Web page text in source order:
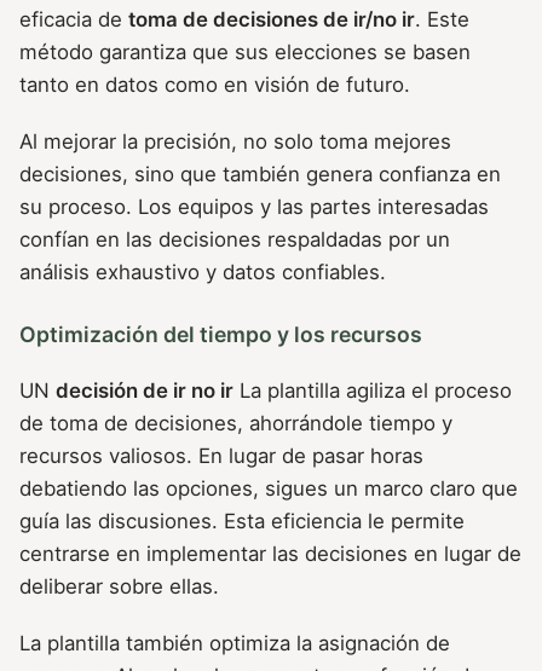
eficacia de toma de decisiones de ir/no ir. Este
método garantiza que sus elecciones se basen
tanto en datos como en visión de futuro.
Al mejorar la precisión, no solo toma mejores
decisiones, sino que también genera confianza en
su proceso. Los equipos y las partes interesadas
confían en las decisiones respaldadas por un
análisis exhaustivo y datos confiables.
Optimización del tiempo y los recursos
UN decisión de ir no ir La plantilla agiliza el proceso
de toma de decisiones, ahorrándole tiempo y
recursos valiosos. En lugar de pasar horas
debatiendo las opciones, sigues un marco claro que
guía las discusiones. Esta eficiencia le permite
centrarse en implementar las decisiones en lugar de
deliberar sobre ellas.
La plantilla también optimiza la asignación de